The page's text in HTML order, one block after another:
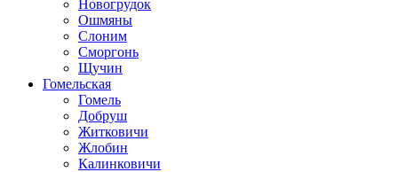
Новогрудок
Ошмяны
Слоним
Сморгонь
Щучин
Гомельская
Гомель
Добруш
Житковичи
Жлобин
Калинковичи